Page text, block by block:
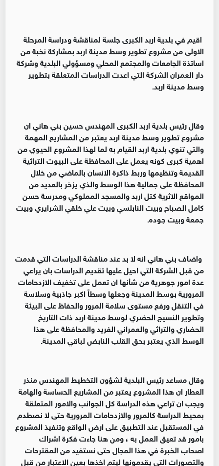
اقيم في بلدية اربد الكبرى جلسة لمناقشة ودراسة المرحلة
الاولى من مشروع تطوير وسط مدينة اربد بمشاركة نخبة من
اساتذة الجامعات والمجتمع المحلي ومسؤولي البلدية وشركة
دار العمران الشركة التي اعدت الدراسات المتعلقة بتطوير
وسط مدينة اربد.
وقال رئيس بلدية اربد الكبرى المهندس حسين بني هاني ان
مشروع تطوير وسط مدينة اربد يعتبر من المشاريع المهمة
والتي تنوي بلدية اربد القيام به لما لهذا المشروع الحيوي من
اهمية كبرى كونه يعمل على المحافظة على البيوت التراثية
القديمة وتنظيمها وربط ذاكرة الانسان بالماضي من خلال
المحافظة على جمالية هذا الوسط والذي يزخر بالعديد من
المواقع الاثرية كتل اربد والمسجد المملوكي ومدرسة حسن
كامل الصباح وبيت النابلسي وبيت علي خلقي الشرايري وبيت
جمعة وبيت جوده.
واضاف بني هاني انه لا بد عند مناقشة الدراسات التي قدمت
من قبل الشركة التي احيل عليها تقديم الدراسات بان يراعي
عدة امور جوهرية من شأنها ان تعمل على تخفيف الازدحامات
المرورية بوسط المدينة وجعلها وسطاً اكبر جاذبية وسلاسة
في التنقل ورفع مستوى سلامة المرور والحفاظ على البيئة
وتطوير النسيج الحضري لوسط مدينة اربد ذات التاريخ
الحضاري والتراثي والعمراني الفريد والمحافظة على هذا
الوسط الذي يعتبر بحق القلب النابض لباقي المدينة.
وقال مساعد رئيس البلدية لشؤون التخطيط المهندس منذر
العطار ان هذا المشروع يعتبر من المشاريع الحساسة والهامة
ويجب ان تراعي هذه الدراسة كل الجوانب والامور المتعلقة
بمحيط الدراسة كالمرور والازدحامات المرورية حتى لا نصطدم
في المستقبل عند التطبيق على ارض الواقع وتنفيذ المشروع
بامور قد تعيق العمل به ، ومن هنا جاءت فكرة اشراك
اصحاب الخبرة في هذا المجال حتى نستفيد من المقترحات
والتصورات التي يقدمونها ليتم اخذها بعين الاعتبار من قبل